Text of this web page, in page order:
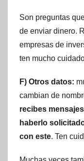
Son preguntas
de enviar dinero.
empresas de
ten mucho
F) Otros datos:
cambian de
recibes
haberlo
con este. Ten